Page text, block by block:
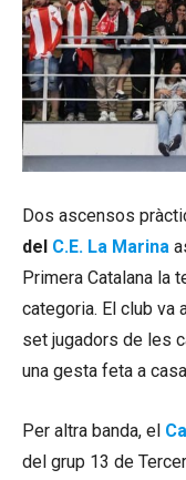
Dos ascensos
del C.E. La Marina
Primera Catalana la
categoria. El club va
set jugadors de les
una gesta feta a
Per altra banda, el
del grup 13 de